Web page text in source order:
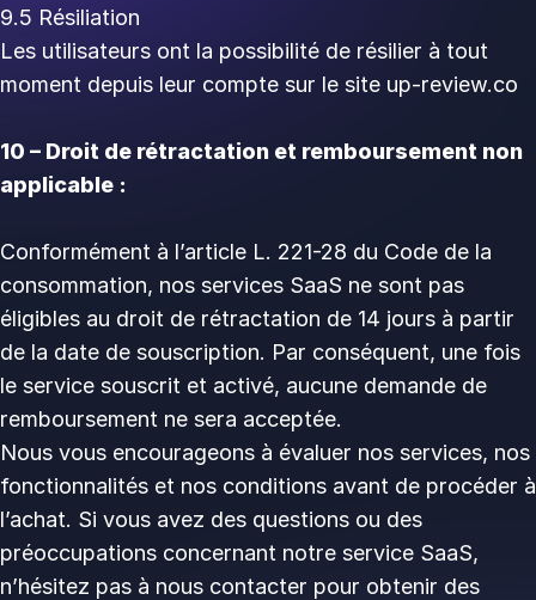
9.5 Résiliation
Les utilisateurs ont la possibilité de résilier à tout
moment depuis leur compte sur le site up-review.co
10 – Droit de rétractation et remboursement non
applicable :
Conformément à l’article L. 221-28 du Code de la
consommation, nos services SaaS ne sont pas
éligibles au droit de rétractation de 14 jours à partir
de la date de souscription. Par conséquent, une fois
le service souscrit et activé, aucune demande de
remboursement ne sera acceptée.
Nous vous encourageons à évaluer nos services, nos
fonctionnalités et nos conditions avant de procéder à
l’achat. Si vous avez des questions ou des
préoccupations concernant notre service SaaS,
n’hésitez pas à nous contacter pour obtenir des